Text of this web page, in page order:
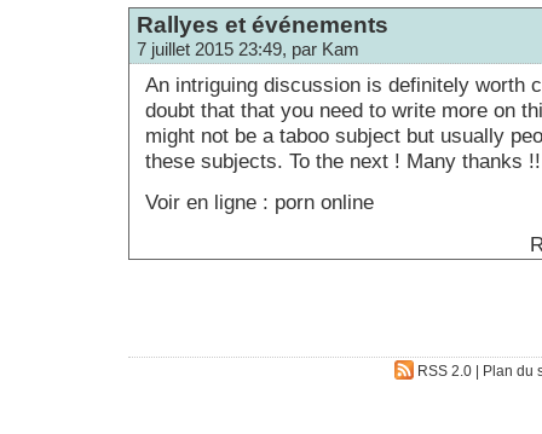
Rallyes et événements
7 juillet 2015 23:49, par Kam
An intriguing discussion is definitely worth
doubt that that you need to write more on
might not be a taboo subject but usually
these subjects. To the next ! Many thanks !!
Voir en ligne : porn online
RSS 2.0| Plan du